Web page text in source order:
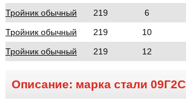
Тройник обычный
219 6
Тройник обычный
219 10
Тройник обычный
219 12
Описание: марка стали 09Г2С